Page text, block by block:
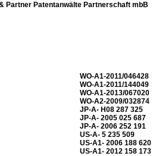
Partner Patentanwälte Partnerschaft mbB
WO-A1-2011/046428
WO-A1-2011/144049
WO-A1-2013/067020
WO-A2-2009/032874
JP-A- H08 287 325
JP-A- 2005 025 687
JP-A- 2006 252 191
US-A- 5 235 509
US-A1- 2006 188 620
US-A1- 2012 158 173